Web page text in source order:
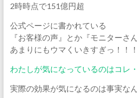
2時時点で151億円超
公式ページに書かれている
『お客様の声』とか『モニターさ
あまりにもウマくいきすぎっ！！
わたしが気になっているのはコレ
実際の効果が気になるのは事実な